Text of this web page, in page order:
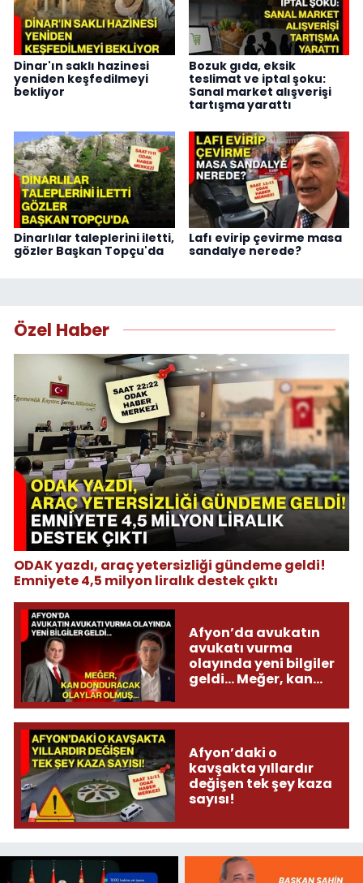
Dinar'ın saklı hazinesi
yeniden keşfedilmeyi
bekliyor
Bozuk gıda, eksik
teslimat ve iptal şoku:
Sanal market alışverişi
tartışma yarattı
Dinarlılar taleplerini iletti,
gözler Başkan Topçu'da
Lafı evirip çevirme masa
sandalye nerede?
Özel Haber
ODAK yazdı, araç yetersizliği gündeme geldi!
Emniyete 4,5 milyon liralık destek çıktı
Afyon’da avukatın
avukatı vurma
olayında yeni bilgiler
geldi... Meğer, kan
olmuş...
Afyon’daki o
kavşakta yıllardır
değişen tek şey kaza
sayısı!